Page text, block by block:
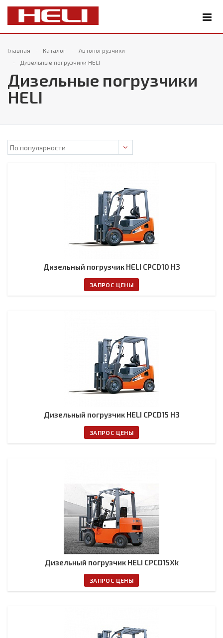
Главная Каталог
Автопогрузчики
Дизельные погрузчики HELI
Дизельные погрузчики
HELI
Дизельный погрузчик HELI CPCD10 H3
ЗАПРОС ЦЕНЫ
Дизельный погрузчик HELI CPCD15 H3
ЗАПРОС ЦЕНЫ
Дизельный погрузчик HELI CPСD15Xk
ЗАПРОС ЦЕНЫ